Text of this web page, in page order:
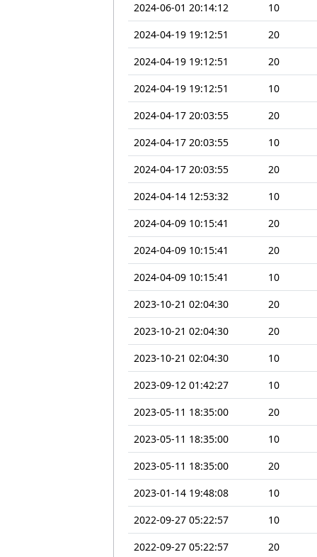
2024-06-01 20:14:12
10
2024-04-19 19:12:51
20
2024-04-19 19:12:51
20
2024-04-19 19:12:51
10
2024-04-17 20:03:55
20
2024-04-17 20:03:55
10
2024-04-17 20:03:55
20
2024-04-14 12:53:32
10
2024-04-09 10:15:41
20
2024-04-09 10:15:41
20
2024-04-09 10:15:41
10
2023-10-21 02:04:30
20
2023-10-21 02:04:30
20
2023-10-21 02:04:30
10
2023-09-12 01:42:27
10
2023-05-11 18:35:00
20
2023-05-11 18:35:00
10
2023-05-11 18:35:00
20
2023-01-14 19:48:08
10
2022-09-27 05:22:57
10
2022-09-27 05:22:57
20